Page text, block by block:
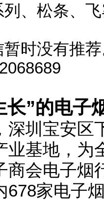
、松条、
时没有推
长”的电子
深圳宝安区
业基地，为
商会电子烟
678家电子